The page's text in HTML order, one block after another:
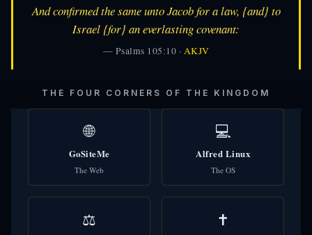
And confirmed the same unto Jacob for a law, {and} to
Israel {for} an everlasting covenant:
— Psalms 105:10 · AKJV
THE FOUR CORNERS OF THE KINGDOM
🌐
GoSiteMe
The Web
💻
Alfred Linux
The OS
⚖️ ✝️